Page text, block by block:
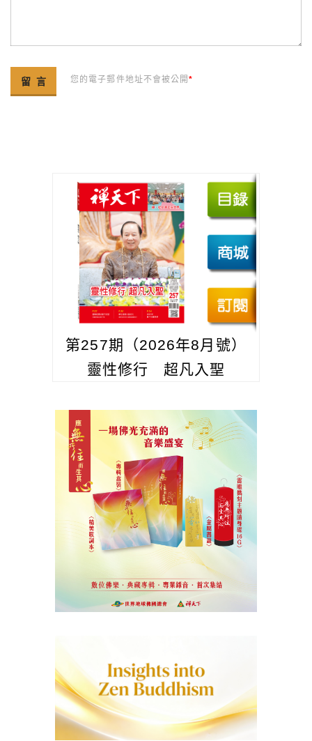
您的電子郵件地址不會被公開*
第257期（2026年8月號）
靈性修行 超凡入聖